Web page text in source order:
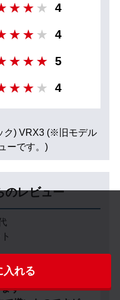
入れる
4
4
5
4
ク) VRX3 (※旧モデル
ーです。)
のレビュー
す